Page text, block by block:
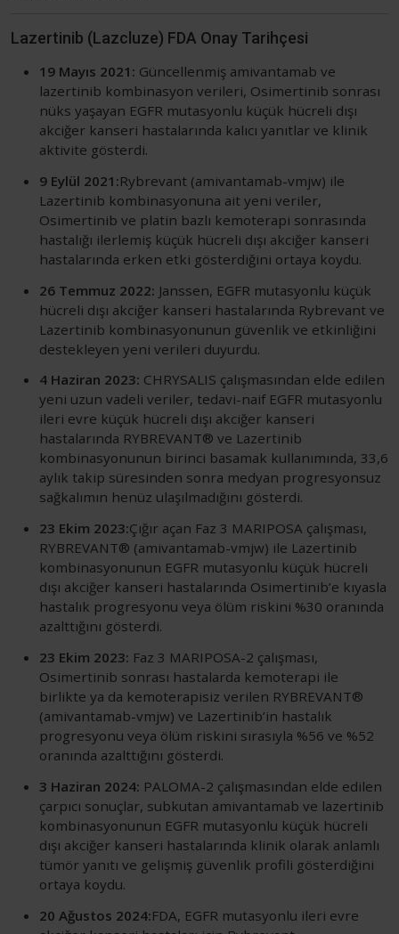
Lazertinib (Lazcluze) FDA Onay Tarihçesi
19 Mayıs 2021: Güncellenmiş amivantamab ve
lazertinib kombinasyon verileri, Osimertinib sonrası
nüks yaşayan EGFR mutasyonlu küçük hücreli dışı
akciğer kanseri hastalarında kalıcı yanıtlar ve klinik
aktivite gösterdi.
9 Eylül 2021:Rybrevant (amivantamab-vmjw) ile
Lazertinib kombinasyonuna ait yeni veriler,
Osimertinib ve platin bazlı kemoterapi sonrasında
hastalığı ilerlemiş küçük hücreli dışı akciğer kanseri
hastalarında erken etki gösterdiğini ortaya koydu.
26 Temmuz 2022: Janssen, EGFR mutasyonlu küçük
hücreli dışı akciğer kanseri hastalarında Rybrevant ve
Lazertinib kombinasyonunun güvenlik ve etkinliğini
destekleyen yeni verileri duyurdu.
4 Haziran 2023: CHRYSALIS çalışmasından elde edilen
yeni uzun vadeli veriler, tedavi-naif EGFR mutasyonlu
ileri evre küçük hücreli dışı akciğer kanseri
hastalarında RYBREVANT® ve Lazertinib
kombinasyonunun birinci basamak kullanımında, 33,6
aylık takip süresinden sonra medyan progresyonsuz
sağkalımın henüz ulaşılmadığını gösterdi.
23 Ekim 2023:Çığır açan Faz 3 MARIPOSA çalışması,
RYBREVANT® (amivantamab-vmjw) ile Lazertinib
kombinasyonunun EGFR mutasyonlu küçük hücreli
dışı akciğer kanseri hastalarında Osimertinib’e kıyasla
hastalık progresyonu veya ölüm riskini %30 oranında
azalttığını gösterdi.
23 Ekim 2023: Faz 3 MARIPOSA-2 çalışması,
Osimertinib sonrası hastalarda kemoterapi ile
birlikte ya da kemoterapisiz verilen RYBREVANT®
(amivantamab-vmjw) ve Lazertinib’in hastalık
progresyonu veya ölüm riskini sırasıyla %56 ve %52
oranında azalttığını gösterdi.
3 Haziran 2024: PALOMA-2 çalışmasından elde edilen
çarpıcı sonuçlar, subkutan amivantamab ve lazertinib
kombinasyonunun EGFR mutasyonlu küçük hücreli
dışı akciğer kanseri hastalarında klinik olarak anlamlı
tümör yanıtı ve gelişmiş güvenlik profili gösterdiğini
ortaya koydu.
20 Ağustos 2024:FDA, EGFR mutasyonlu ileri evre